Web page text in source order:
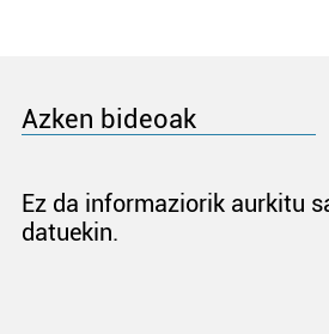
Azken bideoak
Ez da informaziorik aurkitu
datuekin.